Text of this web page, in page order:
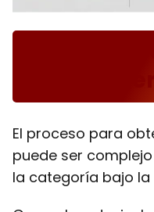
¿Qué es
Tarjeta
El proceso para
puede ser
la categoría bajo